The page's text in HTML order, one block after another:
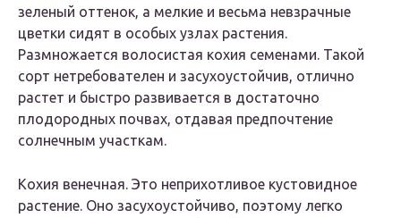
зеленый оттенок, а мелкие и весьма невзрачные
цветки сидят в особых узлах растения.
Размножается волосистая кохия семенами. Такой
сорт нетребователен и засухоустойчив, отлично
растет и быстро развивается в достаточно
плодородных почвах, отдавая предпочтение
солнечным участкам.
Кохия венечная. Это неприхотливое кустовидное
растение. Оно засухоустойчиво, поэтому легко